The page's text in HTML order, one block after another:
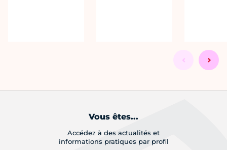
Vous êtes...
Accédez à des actualités et
informations pratiques par profil